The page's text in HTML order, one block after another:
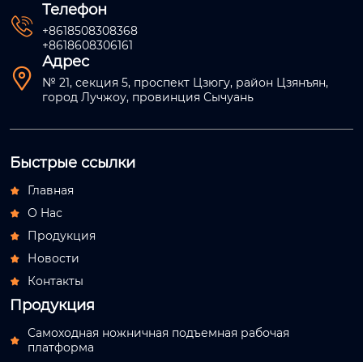

Телефон
+8618508308368
+8618608306161

Адрес
№ 21, секция 5, проспект Цзюгу, район Цзянъян,
город Лучжоу, провинция Сычуань
Быстрые ссылки
 Главная
 О Hас
 Продукция
 Новости
 Контакты
Продукция

Самоходная ножничная подъемная рабочая
платформа